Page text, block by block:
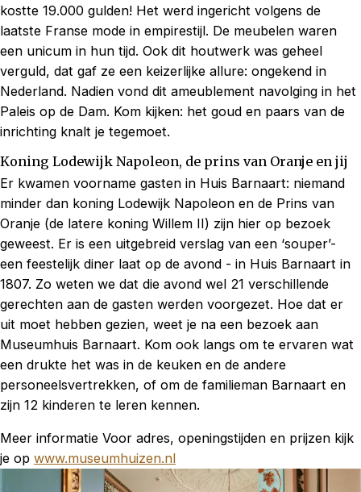
kostte 19.000 gulden! Het werd ingericht volgens de
laatste Franse mode in empirestijl. De meubelen waren
een unicum in hun tijd. Ook dit houtwerk was geheel
verguld, dat gaf ze een keizerlijke allure: ongekend in
Nederland. Nadien vond dit ameublement navolging in het
Paleis op de Dam. Kom kijken: het goud en paars van de
inrichting knalt je tegemoet.
Koning Lodewijk Napoleon, de prins van Oranje en jij
Er kwamen voorname gasten in Huis Barnaart: niemand
minder dan koning Lodewijk Napoleon en de Prins van
Oranje (de latere koning Willem II) zijn hier op bezoek
geweest. Er is een uitgebreid verslag van een ‘souper’-
een feestelijk diner laat op de avond - in Huis Barnaart in
1807. Zo weten we dat die avond wel 21 verschillende
gerechten aan de gasten werden voorgezet. Hoe dat er
uit moet hebben gezien, weet je na een bezoek aan
Museumhuis Barnaart. Kom ook langs om te ervaren wat
een drukte het was in de keuken en de andere
personeelsvertrekken, of om de familieman Barnaart en
zijn 12 kinderen te leren kennen.
Meer informatie Voor adres, openingstijden en prijzen kijk
je op www.museumhuizen.nl